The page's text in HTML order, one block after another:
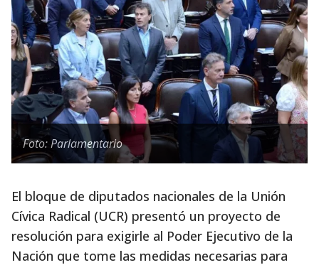
Foto: Parlamentario
El bloque de diputados nacionales de la Unión
Cívica Radical (UCR) presentó un proyecto de
resolución para exigirle al Poder Ejecutivo de la
Nación que tome las medidas necesarias para